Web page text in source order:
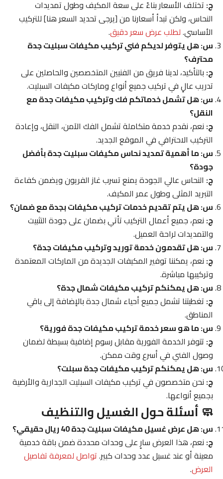
ج: تختلف الأسعار بناءً على سعة المكيف وطول تمديدات
النحاس، ولكن تبدأ أسعارنا من [يرجى تحديد السعر هنا] للتركيب
الأساسي.لطلب عرض سعر دقيق.
س: هل يتوفر لديكم فني تركيب مكيفات سبليت جدة
محترف؟
ج: بالتأكيد، لدينا فريق من الفنيين المتخصصين والحاصلين على
تدريب عالٍ في تركيب جميع أنواع وماركات مكيفات السبليت.
س: هل تشمل خدماتكم فك وتركيب مكيفات جدة مع
النقل؟
ج: نعم، نقدم خدمة متكاملة تشمل الفك الآمن، النقل، وإعادة
التركيب الاحترافي في الموقع الجديد.
س: ما أهمية تمديد نحاس مكيفات سبليت جدة بأفضل
جودة؟
ج: النحاس عالي الجودة يمنع تسرب غاز الفريون ويضمن كفاءة
التبريد المثلى وطول عمر المكيف.
س: هل يتم تقديم خدمات تركيب مكيفات بجدة مع ضمان؟
ج: نعم، جميع أعمال التركيب تأتي بضمان على جودة التثبيت
والتمديدات لراحة العميل.
س: هل تقدمون خدمة توريد وتركيب مكيفات جدة؟
ج: نعم، يمكننا توفير المكيفات الجديدة من الماركات المعتمدة
وتركيبها مباشرة.
س: هل يمكنكم تركيب مكيفات شمال جدة؟
ج: تغطيتنا تشمل جميع أحياء شمال جدة بالإضافة إلى باقي
المناطق.
س: ما هو سعر خدمة تركيب مكيفات جدة فورية؟
ج: تتوفر الخدمة الفورية مقابل رسوم إضافية بسيطة لضمان
وصول الفني في أسرع وقت ممكن.
س: هل يمكنكم تركيب مكيفات جدة سبلت؟
ج: نحن متخصصون في تركيب مكيفات السبليت الجدارية والأرضية
بجميع أنواعها.
🧼 أسئلة حول الغسيل والتنظيف
س: هل عرض غسيل مكيفات سبليت جدة 40 ريال حقيقي؟
ج: نعم، هذا العرض سارٍ على وحدات محددة ضمن باقة خدمية
معينة أو عند غسيل عدد وحدات كبير.تواصل لمعرفة تفاصيل
العرض.